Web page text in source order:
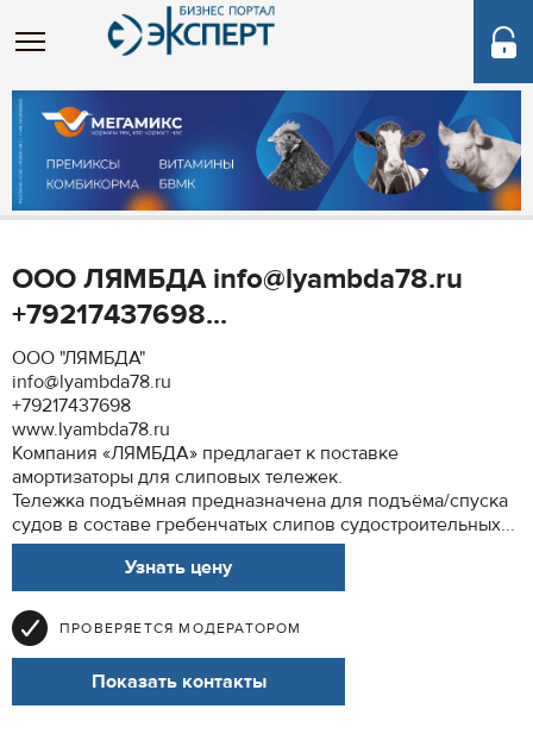
ООО ЛЯМБДА info@lyambda78.ru
+79217437698...
ООО "ЛЯМБДА"
info@lyambda78.ru
+79217437698
www.lyambda78.ru
Компания «ЛЯМБДА» предлагает к поставке
амортизаторы для слиповых тележек.
Тележка подъёмная предназначена для подъёма/спуска
судов в составе гребенчатых слипов судостроительных...
Узнать цену
ПРОВЕРЯЕТСЯ МОДЕРАТОРОМ
Показать контакты